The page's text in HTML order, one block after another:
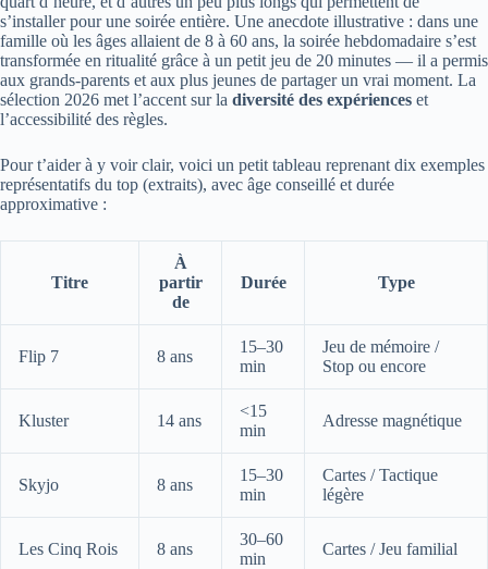
s’installer pour une soirée entière. Une anecdote illustrative : dans une
famille où les âges allaient de 8 à 60 ans, la soirée hebdomadaire s’est
transformée en ritualité grâce à un petit jeu de 20 minutes — il a permis
aux grands-parents et aux plus jeunes de partager un vrai moment. La
sélection 2026 met l’accent sur la diversité des expériences et
l’accessibilité des règles.
Pour t’aider à y voir clair, voici un petit tableau reprenant dix exemples
représentatifs du top (extraits), avec âge conseillé et durée
approximative :
Titre
À
partir
de
Durée Type
Flip 7 8 ans
15–30
min
Jeu de mémoire /
Stop ou encore
Kluster 14 ans
<15
min
Adresse magnétique
Skyjo 8 ans
15–30
min
Cartes / Tactique
légère
Les Cinq Rois 8 ans
30–60
min
Cartes / Jeu familial